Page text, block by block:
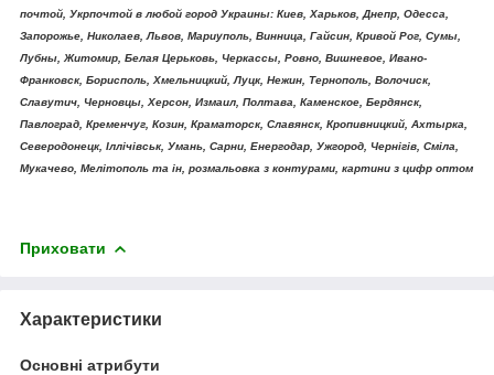
почтой, Укрпочтой в любой город Украины: Киев, Харьков, Днепр, Одесса,
Запорожье, Николаев, Львов, Мариуполь, Винница, Гайсин, Кривой Рог, Сумы,
Лубны, Житомир, Белая Церьковь, Черкассы, Ровно, Вишневое, Ивано-
Франковск, Борисполь, Хмельницкий, Луцк, Нежин, Тернополь, Волочиск,
Славутич, Черновцы, Херсон, Измаил, Полтава, Каменское, Бердянск,
Павлоград, Кременчуг, Козин, Краматорск, Славянск, Кропивницкий, Ахтырка,
Северодонецк, Іллічівськ, Умань, Сарни, Енергодар, Ужгород, Чернігів, Сміла,
Мукачево, Мелітополь та ін, розмальовка з контурами, картини з цифр оптом
Приховати
Характеристики
Основні атрибути